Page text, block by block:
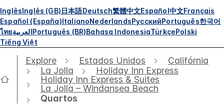
InglêsInglês (GB)日本語Deutsch繁體中文Español中文Français
Español (España)ItalianoNederlandsРусскийPortuguês한국어
ไทยالعربيةPortuguês (BR)Bahasa IndonesiaTürkçePolski
Tiếng Việt
Explore Estados Unidos
Califórnia
La Jolla
Holiday Inn Express
Holiday Inn Express & Suites
La Jolla – Windansea Beach
Quartos